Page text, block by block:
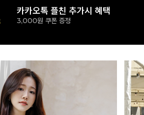
신규 가입시 혜택
15% 즉시할인